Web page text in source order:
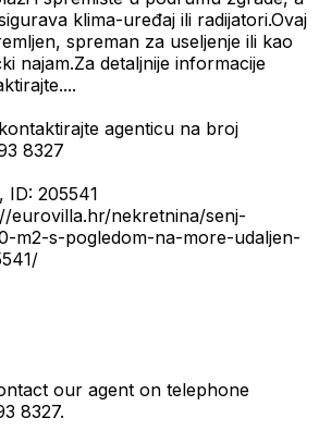
klima-uređaj ili radijatori.Ovaj
spreman za useljenje ili kao
najam.Za detaljnije informacije
agenticu na broj
8327
ID: 205541
eurovilla.hr/nekretnina/senj-
m2-s-pogledom-na-more-udaljen-
our agent on telephone
8327.